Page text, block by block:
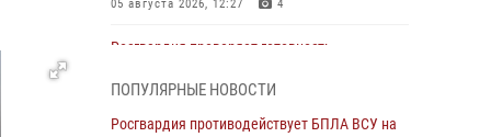
05 августа 2026, 12:27 4
Росгвардия проверяет готовность
учебному году
05 августа 2026, 05:44 10
ПОПУЛЯРНЫЕ НОВОСТИ
Росгвардия противодействует БПЛА ВСУ на